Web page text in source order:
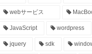
webサービス
JavaScript wordpress
jquery sdk